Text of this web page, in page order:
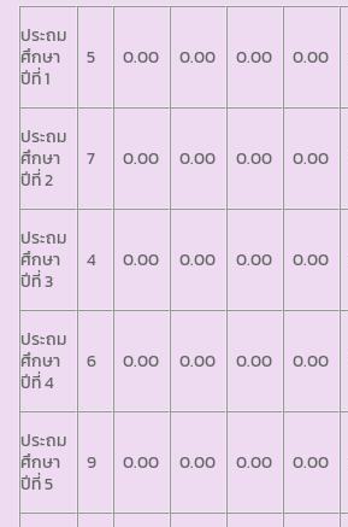
ประถม
ศึกษา
ปีที่ 1
5 0.00 0.00 0.00 0.00
ประถม
ศึกษา
ปีที่ 2
7 0.00 0.00 0.00 0.00
ประถม
ศึกษา
ปีที่ 3
4 0.00 0.00 0.00 0.00
ประถม
ศึกษา
ปีที่ 4
6 0.00 0.00 0.00 0.00
ประถม
ศึกษา
ปีที่ 5
9 0.00 0.00 0.00 0.00